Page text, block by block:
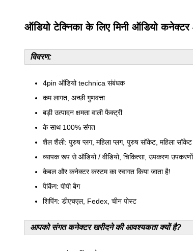
ऑडियो टेक्निका के लिए मिनी ऑडियो
विवरण:
4pin ऑडियो technica संबंधक
कम लागत, अच्छी गुणवत्ता
बड़ी उत्पादन क्षमता वाली फैक्ट्री
के साथ 100% संगत
शैल शैली: पुरुष प्लग, महिला प्लग, पुरुष सॉकेट, महिला सॉकेट
व्यापक रूप से ऑडियो / वीडियो, चिकित्सा, उपकरण
केबल और कनेक्टर कस्टम का स्वागत किया जाता है!
पैकिंग: पीपी बैग
शिपिंग: डीएचएल, Fedex, चीन पोस्ट
आपको संगत कनेक्टर खरीदने की आवश्यकता क्यों है?